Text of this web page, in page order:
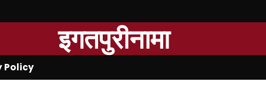
इगतपुरीनामा
Policy